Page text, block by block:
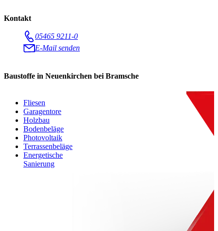
Kontakt
05465 9211-0
E-Mail senden
Baustoffe in Neuenkirchen bei Bramsche
Fliesen
Garagentore
Holzbau
Bodenbeläge
Photovoltaik
Terrassenbeläge
Energetische
Sanierung